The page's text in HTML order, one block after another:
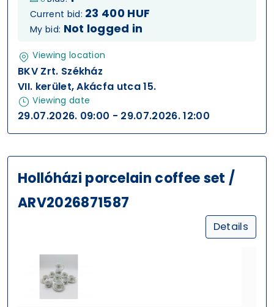
Current bid: 23 400 HUF
My bid: Not logged in
Viewing location
BKV Zrt. Székház
VII. kerület, Akácfa utca 15.
Viewing date
29.07.2026. 09:00 - 29.07.2026. 12:00
Hollóházi porcelain coffee set /
ARV2026871587
Details